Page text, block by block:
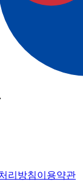
리방침이용약관